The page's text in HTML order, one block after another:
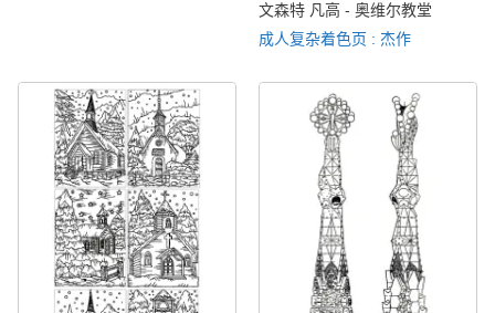
文森特 凡高 - 奥维尔教堂
成人复杂着色页 : 杰作